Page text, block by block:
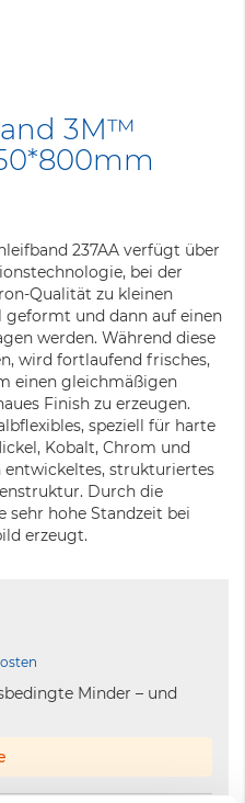
3M™
237AA verfügt über
bei der
Qualität zu kleinen
geformt und dann auf einen
werden. Während diese
wird fortlaufend frisches,
einen gleichmäßigen
Finish zu erzeugen.
speziell für harte
Kobalt, Chrom und
entwickeltes, strukturiertes
Durch die
hohe Standzeit bei
erzeugt.
Minder – und